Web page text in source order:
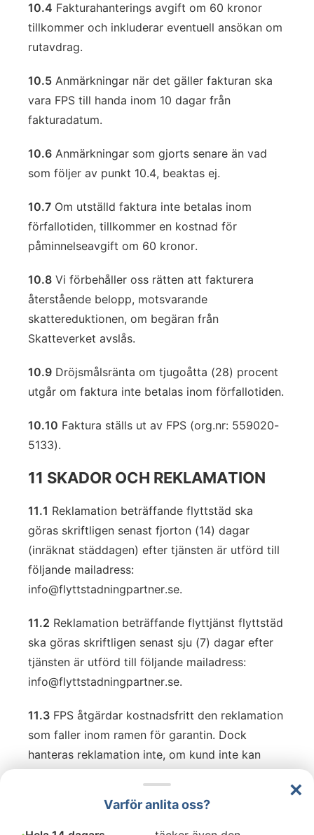
10.4 Fakturahanterings avgift om 60 kronor
tillkommer och inkluderar eventuell ansökan om
rutavdrag.
10.5 Anmärkningar när det gäller fakturan ska
vara FPS till handa inom 10 dagar från
fakturadatum.
10.6 Anmärkningar som gjorts senare än vad
som följer av punkt 10.4, beaktas ej.
10.7 Om utställd faktura inte betalas inom
förfallotiden, tillkommer en kostnad för
påminnelseavgift om 60 kronor.
10.8 Vi förbehåller oss rätten att fakturera
återstående belopp, motsvarande
skattereduktionen, om begäran från
Skatteverket avslås.
10.9 Dröjsmålsränta om tjugoåtta (28) procent
utgår om faktura inte betalas inom förfallotiden.
10.10 Faktura ställs ut av FPS (org.nr: 559020-
5133).
11 SKADOR OCH REKLAMATION
11.1 Reklamation beträffande flyttstäd ska
göras skriftligen senast fjorton (14) dagar
(inräknat städdagen) efter tjänsten är utförd till
följande mailadress:
info@flyttstadningpartner.se.
11.2 Reklamation beträffande flyttjänst flyttstäd
ska göras skriftligen senast sju (7) dagar efter
tjänsten är utförd till följande mailadress:
info@flyttstadningpartner.se.
11.3 FPS åtgärdar kostnadsfritt den reklamation
som faller inom ramen för garantin. Dock
hanteras reklamation inte, om kund inte kan
första hand åtgärda reklamationen på egen
×
Varför anlita oss?